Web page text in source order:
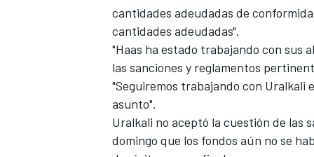
cantidades adeudadas de
cantidades adeudadas".
"Haas ha estado trabajando con sus
las sanciones y reglamentos
"Seguiremos trabajando con Uralkali
asunto".
Uralkali no aceptó la cuestión de las
domingo que los fondos aún no se